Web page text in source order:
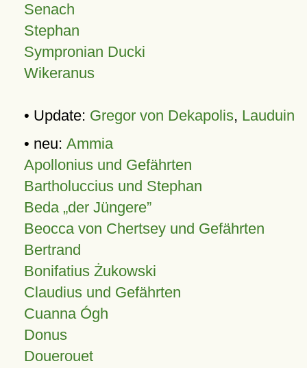
Senach
Stephan
Sympronian Ducki
Wikeranus
• Update: Gregor von Dekapolis, Lauduin
• neu: Ammia
Apollonius und Gefährten
Bartholuccius und Stephan
Beda „der Jüngere”
Beocca von Chertsey und Gefährten
Bertrand
Bonifatius Żukowski
Claudius und Gefährten
Cuanna Ógh
Donus
Douerouet